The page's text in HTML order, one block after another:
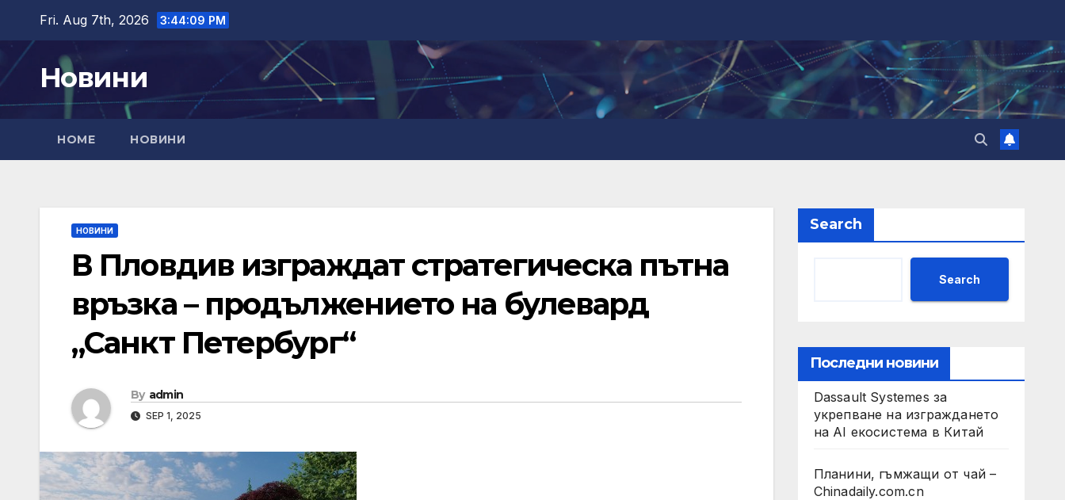
content
Fri. Aug 7th, 2026 3:44:10 PM
Новини
HOME НОВИНИ
НОВИНИ
В Пловдив изграждат стратегическа пътна
връзка – продължението на булевард
„Санкт Петербург“
By admin
SEP 1, 2025
Search
Search
Последни новини
Dassault Systemes за
укрепване на изграждането
на AI екосистема в Китай
Планини, гъмжащи от чай –
Chinadaily.com.cn